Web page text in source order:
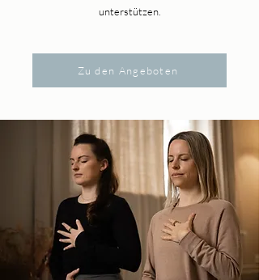
unterstützen.
Zu den Angeboten